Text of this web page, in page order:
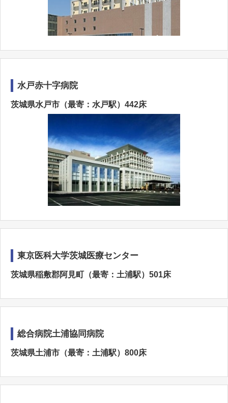
水戸赤十字病院
茨城県水戸市（最寄：水戸駅）442床
東京医科大学茨城医療センター
茨城県稲敷郡阿見町（最寄：土浦駅）501床
総合病院土浦協同病院
茨城県土浦市（最寄：土浦駅）800床